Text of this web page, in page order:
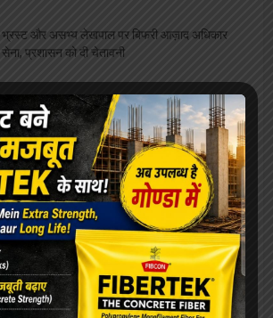
भ्रस्ट और असभ्य लेखपाल पर बिफरी आज़ाद अधिकार
सेना, प्रशासन को दी चेतावनी
कारगिल विजय दिवस, कांग्रेस ने किया विजय सिंह
“कारगिल” का सम्मान
विपुल सिंह बने होम्योपैथिक फार्मसिस्ट संघ के जिलाध्यक्ष,
सर्वसम्मति से हुआ निर्वाचन
शिक्षा मंत्री के इस्तीफे और गृहमंत्री की माफ़ी की मांग के
साथ कांग्रेस ने किया जोरदार प्रदर्शन, मृतक छात्रों के
लिए हुई मुआवजे की मांग